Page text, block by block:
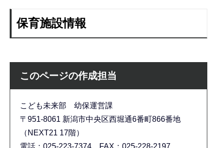
保育施設情報
このページの作成担当
こども未来部 幼保運営課
〒951-8061 新潟市中央区西堀通6番町866番地
（NEXT21 17階）
電話：025-223-7374 FAX：025-228-2197